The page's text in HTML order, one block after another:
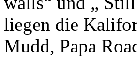
liegen die
Mudd, Papa